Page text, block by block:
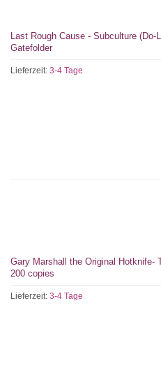
Last Rough Cause - Subculture
Gatefolder
Lieferzeit: 3-4 Tage
Gary Marshall the Original Hotknife-
200 copies
Lieferzeit: 3-4 Tage